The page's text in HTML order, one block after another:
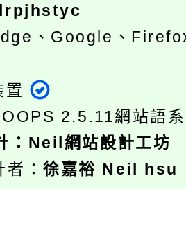
、Google、
置
2.5.11網站語
： Neil網站設計工坊
者：徐嘉裕 Neil hsu